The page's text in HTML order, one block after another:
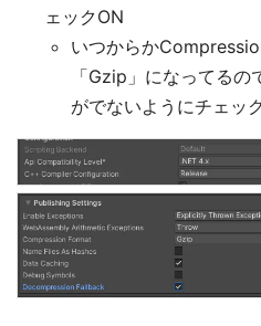
ェックON
いつからか
「Gzip」になってる
がでないようにチェッ